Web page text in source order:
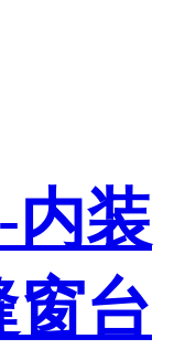
内装
窗台